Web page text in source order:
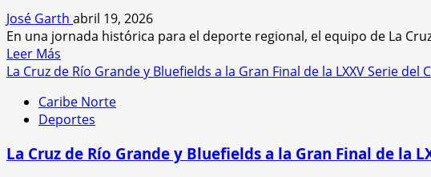
honores
en
intensa
serie
en
Siuna
José Garth abril 19, 2026
En una jornada histórica para el deporte regional, el equipo de La
Leer Más
más
de
La
de
La Cruz de Río Grande y Bluefields a la Gran Final de la LXXV Serie del
Caribe Norte
Deportes
La Cruz de Río Grande y Bluefields a la Gran Final de la